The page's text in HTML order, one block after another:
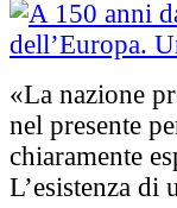
«La nazione
nel presente
chiaramente
L’esistenza di